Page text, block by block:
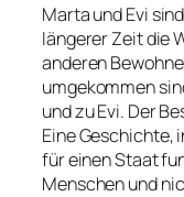
Marta und Evi
längerer Zeit die
anderen
umgekommen
und zu Evi. Der
Eine Geschichte,
für einen Staat
Menschen und